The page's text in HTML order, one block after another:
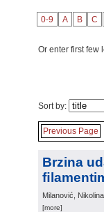
0-9 A B C
Or enter first few
Sort by:
Previous Page
Brzina
Milanović, Nikolina
[more]